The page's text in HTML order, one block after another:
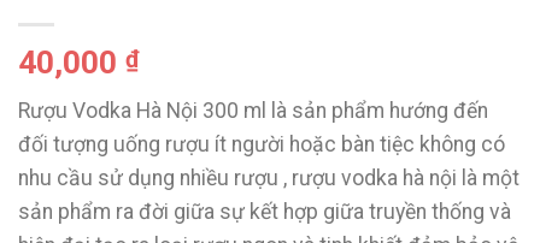
40,000 ₫
Rượu Vodka Hà Nội 300 ml là sản phẩm hướng đến
đối tượng uống rượu ít người hoặc bàn tiệc không có
nhu cầu sử dụng nhiều rượu , rượu vodka hà nội là một
sản phẩm ra đời giữa sự kết hợp giữa truyền thống và